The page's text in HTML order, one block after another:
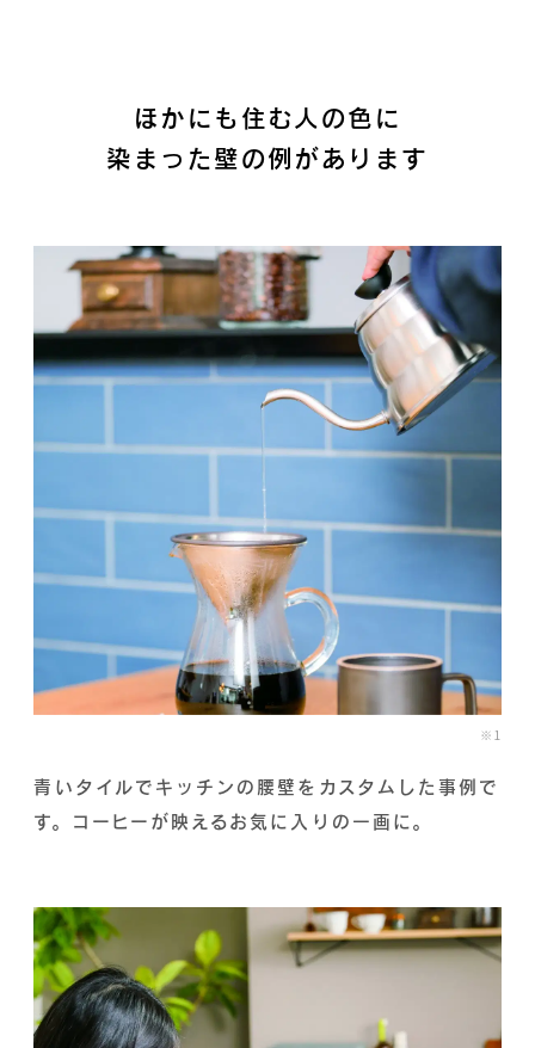
ほかにも住む人の色に
染まった壁の例があります
※1
青いタイルでキッチンの腰壁をカスタムした事例で
す。コーヒーが映えるお気に入りの一画に。